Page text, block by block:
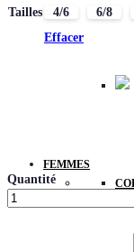
FEMMES
Tailles 4/6 6/8
Effacer
Quantité